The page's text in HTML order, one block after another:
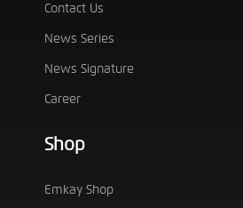
Contact Us
News Series
News Signature
Career
Shop
Emkay Shop